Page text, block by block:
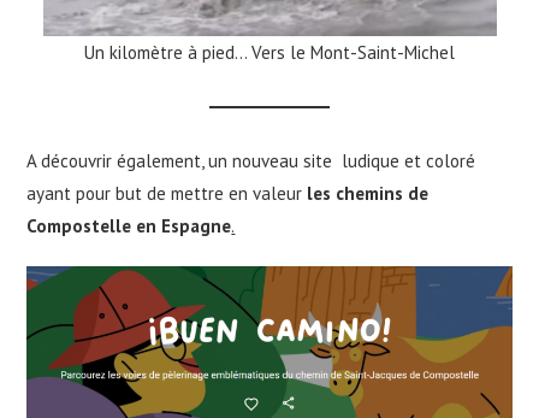
Un kilomètre à pied… Vers le Mont-Saint-Michel
A découvrir également, un nouveau site ludique et coloré
ayant pour but de mettre en valeur les chemins de
Compostelle en Espagne.